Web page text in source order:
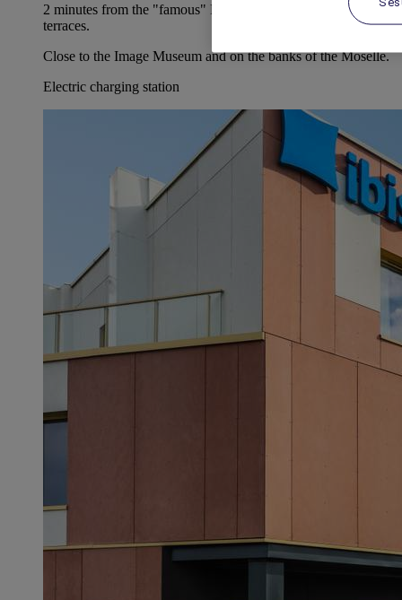
2 minutes from the "famous" Place des Vosges and its
terraces.
Close to the Image Museum and on the banks of the Moselle.
Electric charging station